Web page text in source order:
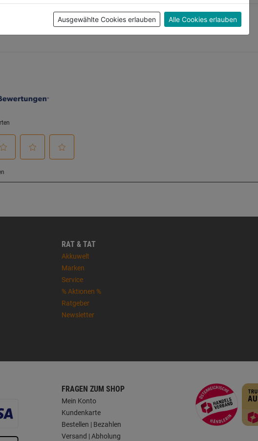
Sternen.
Sternen.
Sternen.
RAT & TAT
Akkuwelt
Marken
Service
% Aktionen %
Ratgeber
Newsletter
FRAGEN ZUM SHOP
Mein Konto
Kundenkarte
Bestellen | Bezahlen
Versand | Abholung
Ausgewählte Cookies erlauben Alle Cookies erlauben